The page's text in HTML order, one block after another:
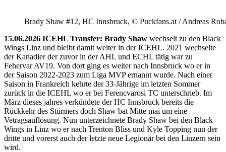
Brady Shaw #12, HC Innsbruck, © Puckfans.at / Andreas
15.06.2026 ICEHL Transfer: Brady Shaw wechselt zu den Black
Wings Linz und bleibt damit weiter in der ICEHL. 2021 wechselte
der Kanadier der zuvor in der AHL und ECHL tätig war zu
Fehervar AV19. Von dort ging es weiter nach Innsbruck wo er in
der Saison 2022-2023 zum Liga MVP ernannt wurde. Nach einer
Saison in Frankreich kehrte der 33-Jährige im letzten Sommer
zurück in die ICEHL wo er bei Ferencvarosi TC unterschrieb. Im
März dieses jahres verkündete der HC Innsbruck bereits die
Rückkehr des Stürmers doch Shaw bat Mitte mai um eine
Vetragsauflösung. Nun unterzeichnete Brady Shaw bei den Black
Wings in Linz wo er nach Trenton Bliss und Kyle Topping nun der
dritte und vorerst auch der letzte neue Legionär bei den Linzern sein
wird.